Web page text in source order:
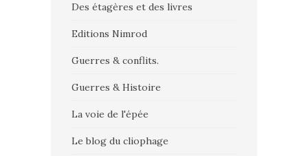
Des étagères et des livres
Editions Nimrod
Guerres & conflits.
Guerres & Histoire
La voie de l'épée
Le blog du cliophage